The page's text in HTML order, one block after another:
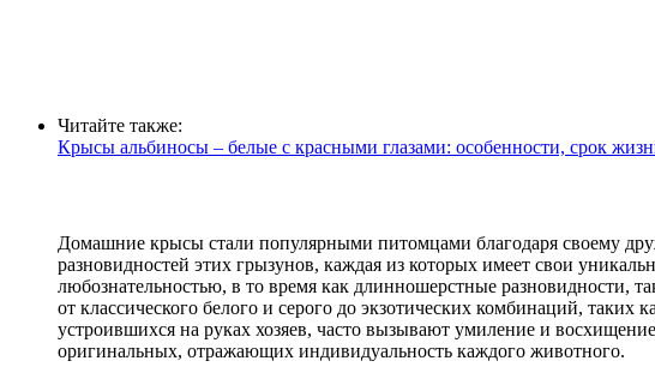
Читайте также:
Крысы альбиносы – белые с красными глазами: особенности, срок
Домашние крысы стали популярными питомцами благодаря своему
разновидностей этих грызунов, каждая из которых имеет свои
любознательностью, в то время как длинношерстные разновидности,
от классического белого и серого до экзотических комбинаций,
устроившихся на руках хозяев, часто вызывают умиление и
оригинальных, отражающих индивидуальность каждого животного.